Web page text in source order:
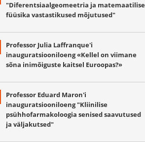
"Diferentsiaalgeomeetria ja matemaatilise
füüsika vastastikused mõjutused"
Professor Julia Laffranque'i
inauguratsiooniloeng «Kellel on viimane
sõna inimõiguste kaitsel Euroopas?»
Professor Eduard Maron'i
inauguratsiooniloeng "Kliinilise
psühhofarmakoloogia senised saavutused
ja väljakutsed"